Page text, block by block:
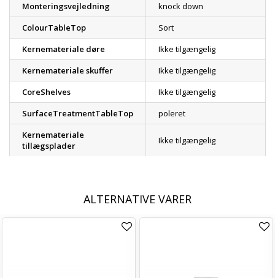
Monteringsvejledning
knock down
ColourTableTop
Sort
Kernemateriale døre
Ikke tilgængelig
Kernemateriale skuffer
Ikke tilgængelig
CoreShelves
Ikke tilgængelig
SurfaceTreatmentTableTop
poleret
Kernemateriale
tillægsplader
Ikke tilgængelig
ALTERNATIVE VARER